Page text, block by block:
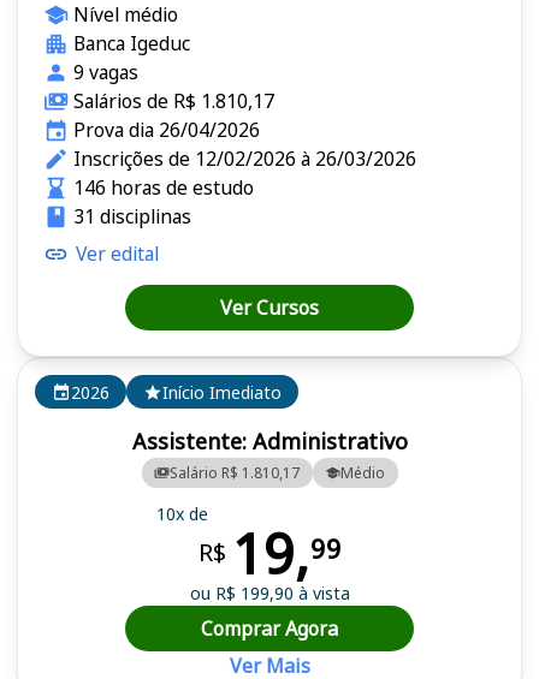
2026 Início Imediato
Assistente: Administrativo
Salário R$ 1.810,17 Médio
10x de
R$ 19,99
ou R$ 199,90 à vista
Comprar Agora
Ver Mais
Nível médio
Banca Igeduc
9 vagas
Salários de R$ 1.810,17
Prova dia 26/04/2026
Inscrições de 12/02/2026 à 26/03/2026
146 horas de estudo
31 disciplinas
Ver edital
Ver Cursos